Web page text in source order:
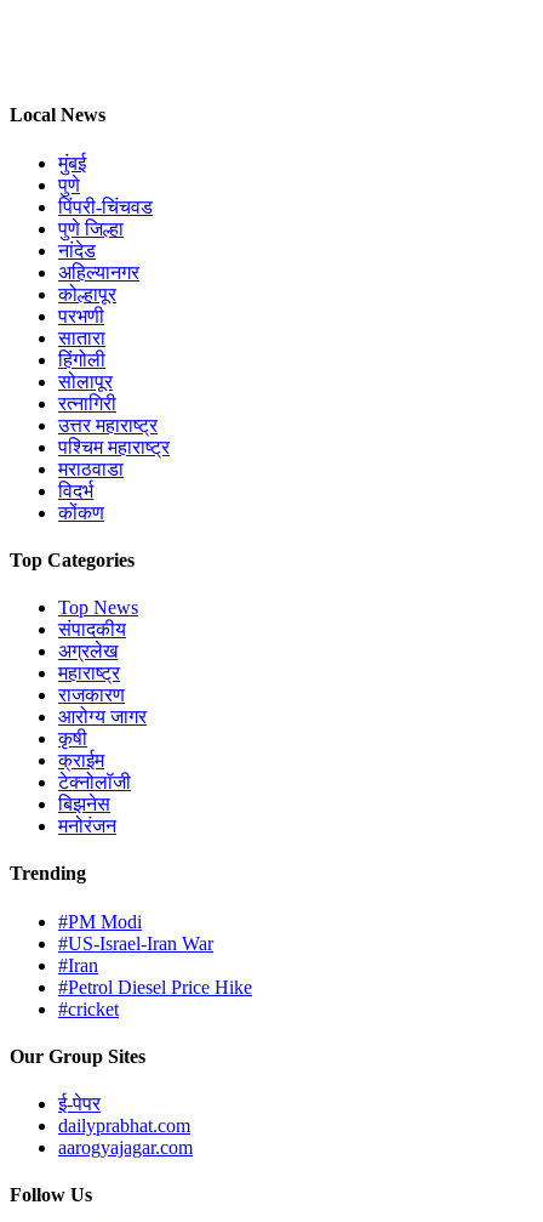
Local News
मुंबई
पुणे
पिंपरी-चिंचवड
पुणे जिल्हा
नांदेड
अहिल्यानगर
कोल्हापूर
परभणी
सातारा
हिंगोली
सोलापूर
रत्नागिरी
उत्तर महाराष्ट्र
पश्चिम महाराष्ट्र
मराठवाडा
विदर्भ
कोंकण
Top Categories
Top News
संपादकीय
अग्रलेख
महाराष्ट्र
राजकारण
आरोग्य जागर
कृषी
क्राईम
टेक्नोलॉजी
बिझनेस
मनोरंजन
Trending
#PM Modi
#US-Israel-Iran War
#Iran
#Petrol Diesel Price Hike
#cricket
Our Group Sites
ई-पेपर
dailyprabhat.com
aarogyajagar.com
Follow Us